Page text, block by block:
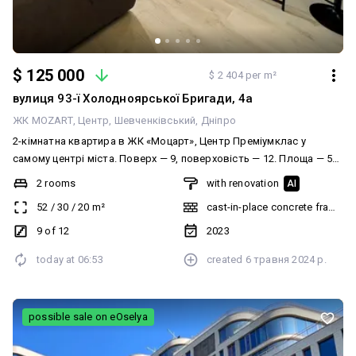
$ 125 000 $ 2 404 per m²
вулиця 93-ї Холодноярської Бригади, 4а
ЖК MOZART Центр Шевченківський Дніпро
2-кімнатна квартира в ЖК «Моцарт», Центр Преміумклас у
самому центрі міста. Поверх — 9, поверховість — 12. Площа — 52
м². Висота стелі — 3 м. Стан — ремонт, меблі, техніка. Спланована
як студія з виділеною зоною кухні та вітальні, окрема спальня,
гардеробна, санвузол. Опалення — автономне. Закритий двір,
зони відпочинку. Паркінг. Генератор — ліфт працює. Ціна — 125
Рада вас чути, телефонуйте.
2 rooms
52 / 30 / 20 m²
9 of 12
with renovation AI
cast-in-place concrete frame
2023
today at 06:53 created 6 травня 2024 р.
possible sale on eOselya